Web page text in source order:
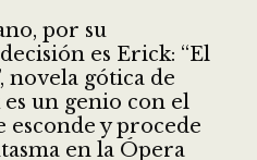
por su
es Erick: “El
novela gótica de
un genio con el
y procede
en la Ópera